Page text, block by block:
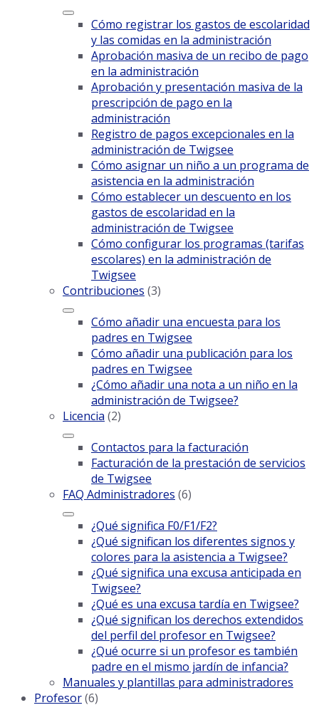
Cómo registrar los gastos de escolaridad
y las comidas en la administración
Aprobación masiva de un recibo de pago
en la administración
Aprobación y presentación masiva de la
prescripción de pago en la
administración
Registro de pagos excepcionales en la
administración de Twigsee
Cómo asignar un niño a un programa de
asistencia en la administración
Cómo establecer un descuento en los
gastos de escolaridad en la
administración de Twigsee
Cómo configurar los programas (tarifas
escolares) en la administración de
Twigsee
Contribuciones (3)
Cómo añadir una encuesta para los
padres en Twigsee
Cómo añadir una publicación para los
padres en Twigsee
¿Cómo añadir una nota a un niño en la
administración de Twigsee?
Licencia (2)
Contactos para la facturación
Facturación de la prestación de servicios
de Twigsee
FAQ Administradores (6)
¿Qué significa F0/F1/F2?
¿Qué significan los diferentes signos y
colores para la asistencia a Twigsee?
¿Qué significa una excusa anticipada en
Twigsee?
¿Qué es una excusa tardía en Twigsee?
¿Qué significan los derechos extendidos
del perfil del profesor en Twigsee?
¿Qué ocurre si un profesor es también
padre en el mismo jardín de infancia?
Manuales y plantillas para administradores
Profesor(6)